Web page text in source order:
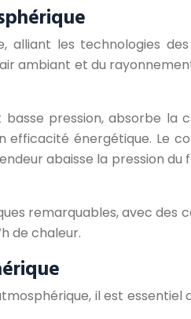
alliant les technologies
ambiant et du
pression, absorbe la
énergétique. Le
abaisse la pression du
remarquables, avec des
de chaleur.
il est essentiel